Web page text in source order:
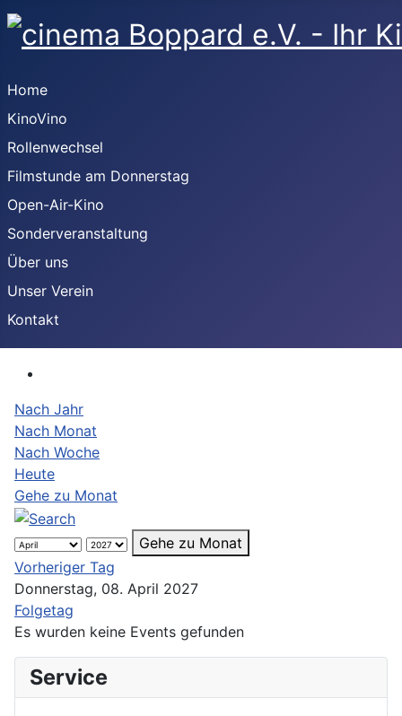
Home
KinoVino
Rollenwechsel
Filmstunde am Donnerstag
Open-Air-Kino
Sonderveranstaltung
Über uns
Unser Verein
Kontakt
Nach Jahr
Nach Monat
Nach Woche
Heute
Gehe zu Monat
Gehe zu Monat
Vorheriger Tag
Donnerstag, 08. April 2027
Folgetag
Es wurden keine Events gefunden
Service